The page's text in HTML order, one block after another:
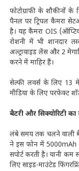
फोटोग्राफी के शौकीनों
पैनल पर ट्रिपल कैमरा
है। यह कैमरा OIS
रोशनी में भी शानदार
अल्ट्रावाइड लेंस और 2
करने में माहिर हैं।
सेल्फी लवर्स के लिए 13
मीडिया के लिए परफेक्ट
बैटरी और सिक्योरिटी
लंबे समय तक चलने वाली
ने इस फोन में 5000mAh
सपोर्ट करती है। यानी
लिए साइड-माउंटेड